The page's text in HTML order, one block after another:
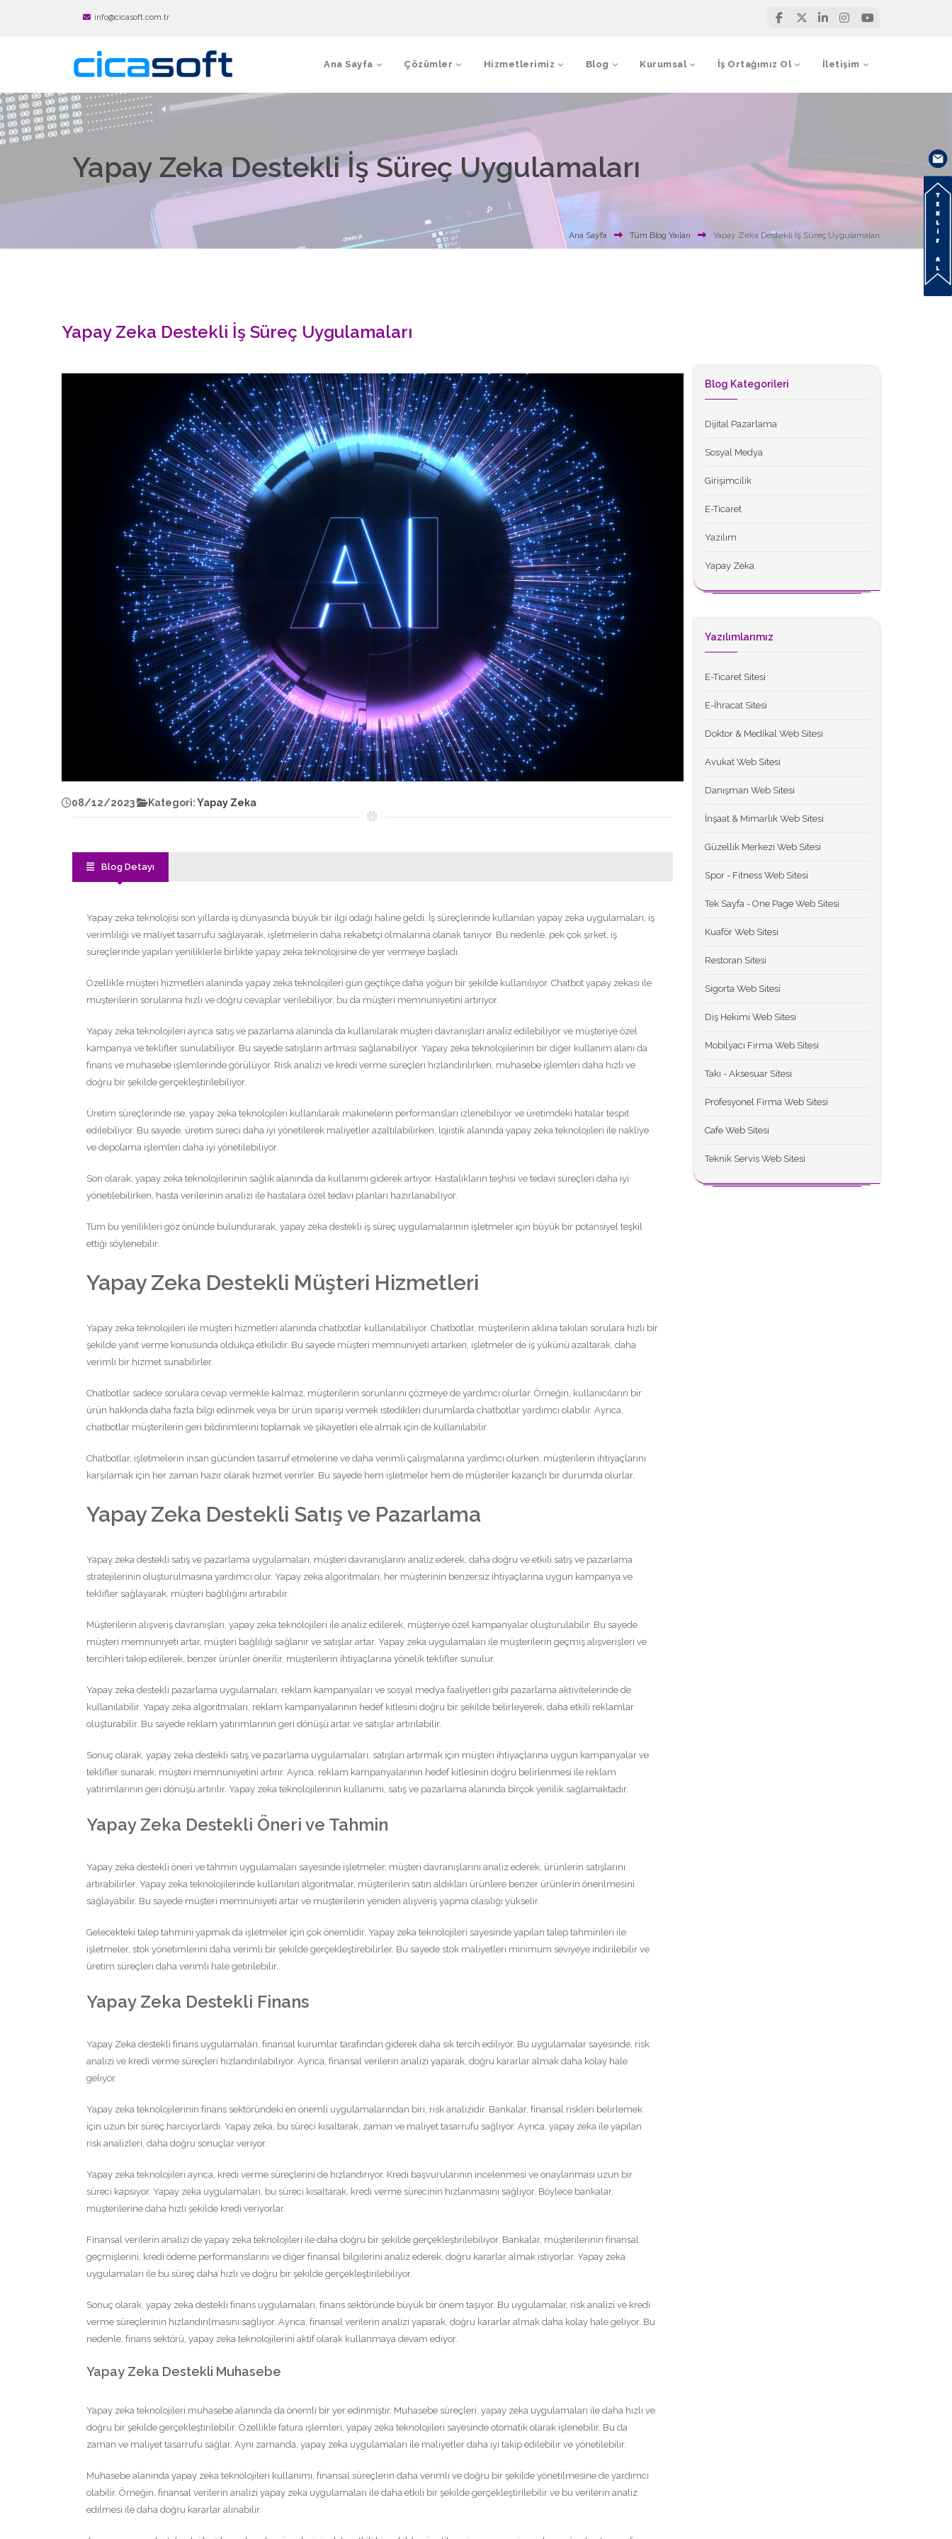
info@cicasoft.com.tr
Ana Sayfa Çözümler Hizmetlerimiz Blog Kurumsal İş Ortağımız Ol İletişim
Yapay Zeka Destekli İş Süreç Uygulamaları
Ana Sayfa Tüm Blog Yaıları Yapay Zeka Destekli İş Süreç Uygulamaları
Yapay Zeka Destekli İş Süreç Uygulamaları
08/12/2023 Kategori:Yapay Zeka
Blog Detayı
Yapay zeka teknolojisi son yıllarda iş dünyasında büyük bir ilgi odağı haline geldi. İş süreçlerinde kullanılan yapay zeka uygulamaları, iş
verimliliği ve maliyet tasarrufu sağlayarak, işletmelerin daha rekabetçi olmalarına olanak tanıyor. Bu nedenle, pek çok şirket, iş
süreçlerinde yapılan yeniliklerle birlikte yapay zeka teknolojisine de yer vermeye başladı.
Özellikle müşteri hizmetleri alanında yapay zeka teknolojileri gün geçtikçe daha yoğun bir şekilde kullanılıyor. Chatbot yapay zekası ile
müşterilerin sorularına hızlı ve doğru cevaplar verilebiliyor, bu da müşteri memnuniyetini artırıyor.
Yapay zeka teknolojileri ayrıca satış ve pazarlama alanında da kullanılarak müşteri davranışları analiz edilebiliyor ve müşteriye özel
kampanya ve teklifler sunulabiliyor. Bu sayede satışların artması sağlanabiliyor. Yapay zeka teknolojilerinin bir diğer kullanım alanı da
finans ve muhasebe işlemlerinde görülüyor. Risk analizi ve kredi verme süreçleri hızlandırılırken, muhasebe işlemleri daha hızlı ve
doğru bir şekilde gerçekleştirilebiliyor.
Üretim süreçlerinde ise, yapay zeka teknolojileri kullanılarak makinelerin performansları izlenebiliyor ve üretimdeki hatalar tespit
edilebiliyor. Bu sayede, üretim süreci daha iyi yönetilerek maliyetler azaltılabilirken, lojistik alanında yapay zeka teknolojileri ile nakliye
ve depolama işlemleri daha iyi yönetilebiliyor.
Son olarak, yapay zeka teknolojilerinin sağlık alanında da kullanımı giderek artıyor. Hastalıkların teşhisi ve tedavi süreçleri daha iyi
yönetilebilirken, hasta verilerinin analizi ile hastalara özel tedavi planları hazırlanabiliyor.
Tüm bu yenilikleri göz önünde bulundurarak, yapay zeka destekli iş süreç uygulamalarının işletmeler için büyük bir potansiyel teşkil
ettiği söylenebilir.
Yapay Zeka Destekli Müşteri Hizmetleri
Yapay zeka teknolojileri ile müşteri hizmetleri alanında chatbotlar kullanılabiliyor. Chatbotlar, müşterilerin aklına takılan sorulara hızlı bir
şekilde yanıt verme konusunda oldukça etkilidir. Bu sayede müşteri memnuniyeti artarken, işletmeler de iş yükünü azaltarak, daha
verimli bir hizmet sunabilirler.
Chatbotlar sadece sorulara cevap vermekle kalmaz, müşterilerin sorunlarını çözmeye de yardımcı olurlar. Örneğin, kullanıcıların bir
ürün hakkında daha fazla bilgi edinmek veya bir ürün siparişi vermek istedikleri durumlarda chatbotlar yardımcı olabilir. Ayrıca,
chatbotlar müşterilerin geri bildirimlerini toplamak ve şikayetleri ele almak için de kullanılabilir.
Chatbotlar, işletmelerin insan gücünden tasarruf etmelerine ve daha verimli çalışmalarına yardımcı olurken, müşterilerin ihtiyaçlarını
karşılamak için her zaman hazır olarak hizmet verirler. Bu sayede hem işletmeler hem de müşteriler kazançlı bir durumda olurlar.
Yapay Zeka Destekli Satış ve Pazarlama
Yapay zeka destekli satış ve pazarlama uygulamaları, müşteri davranışlarını analiz ederek, daha doğru ve etkili satış ve pazarlama
stratejilerinin oluşturulmasına yardımcı olur. Yapay zeka algoritmaları, her müşterinin benzersiz ihtiyaçlarına uygun kampanya ve
teklifler sağlayarak, müşteri bağlılığını artırabilir.
Müşterilerin alışveriş davranışları, yapay zeka teknolojileri ile analiz edilerek, müşteriye özel kampanyalar oluşturulabilir. Bu sayede
müşteri memnuniyeti artar, müşteri bağlılığı sağlanır ve satışlar artar. Yapay zeka uygulamaları ile müşterilerin geçmiş alışverişleri ve
tercihleri takip edilerek, benzer ürünler önerilir, müşterilerin ihtiyaçlarına yönelik teklifler sunulur.
Yapay zeka destekli pazarlama uygulamaları, reklam kampanyaları ve sosyal medya faaliyetleri gibi pazarlama aktivitelerinde de
kullanılabilir. Yapay zeka algoritmaları, reklam kampanyalarının hedef kitlesini doğru bir şekilde belirleyerek, daha etkili reklamlar
oluşturabilir. Bu sayede reklam yatırımlarının geri dönüşü artar ve satışlar artırılabilir.
Sonuç olarak, yapay zeka destekli satış ve pazarlama uygulamaları, satışları artırmak için müşteri ihtiyaçlarına uygun kampanyalar ve
teklifler sunarak, müşteri memnuniyetini artırır. Ayrıca, reklam kampanyalarının hedef kitlesinin doğru belirlenmesi ile reklam
yatırımlarının geri dönüşü artırılır. Yapay zeka teknolojilerinin kullanımı, satış ve pazarlama alanında birçok yenilik sağlamaktadır.
Yapay Zeka Destekli Öneri ve Tahmin
Yapay zeka destekli öneri ve tahmin uygulamaları sayesinde işletmeler, müşteri davranışlarını analiz ederek, ürünlerin satışlarını
artırabilirler. Yapay zeka teknolojilerinde kullanılan algoritmalar, müşterilerin satın aldıkları ürünlere benzer ürünlerin önerilmesini
sağlayabilir. Bu sayede müşteri memnuniyeti artar ve müşterilerin yeniden alışveriş yapma olasılığı yükselir.
Gelecekteki talep tahmini yapmak da işletmeler için çok önemlidir. Yapay zeka teknolojileri sayesinde yapılan talep tahminleri ile
işletmeler, stok yönetimlerini daha verimli bir şekilde gerçekleştirebilirler. Bu sayede stok maliyetleri minimum seviyeye indirilebilir ve
üretim süreçleri daha verimli hale getirilebilir.
Yapay Zeka Destekli Finans
Yapay Zeka destekli finans uygulamaları, finansal kurumlar tarafından giderek daha sık tercih ediliyor. Bu uygulamalar sayesinde, risk
analizi ve kredi verme süreçleri hızlandırılabiliyor. Ayrıca, finansal verilerin analizi yaparak, doğru kararlar almak daha kolay hale
geliyor.
Yapay zeka teknolojilerinin finans sektöründeki en önemli uygulamalarından biri, risk analizidir. Bankalar, finansal riskleri belirlemek
için uzun bir süreç harcıyorlardı. Yapay zeka, bu süreci kısaltarak, zaman ve maliyet tasarrufu sağlıyor. Ayrıca, yapay zeka ile yapılan
risk analizleri, daha doğru sonuçlar veriyor.
Yapay zeka teknolojileri ayrıca, kredi verme süreçlerini de hızlandırıyor. Kredi başvurularının incelenmesi ve onaylanması uzun bir
süreci kapsıyor. Yapay zeka uygulamaları, bu süreci kısaltarak, kredi verme sürecinin hızlanmasını sağlıyor. Böylece bankalar,
müşterilerine daha hızlı şekilde kredi veriyorlar.
Finansal verilerin analizi de yapay zeka teknolojileri ile daha doğru bir şekilde gerçekleştirilebiliyor. Bankalar, müşterilerinin finansal
geçmişlerini, kredi ödeme performanslarını ve diğer finansal bilgilerini analiz ederek, doğru kararlar almak istiyorlar. Yapay zeka
uygulamaları ile bu süreç daha hızlı ve doğru bir şekilde gerçekleştirilebiliyor.
Sonuç olarak, yapay zeka destekli finans uygulamaları, finans sektöründe büyük bir önem taşıyor. Bu uygulamalar, risk analizi ve kredi
verme süreçlerinin hızlandırılmasını sağlıyor. Ayrıca, finansal verilerin analizi yaparak, doğru kararlar almak daha kolay hale geliyor. Bu
nedenle, finans sektörü, yapay zeka teknolojilerini aktif olarak kullanmaya devam ediyor.
Yapay Zeka Destekli Muhasebe
Yapay zeka teknolojileri muhasebe alanında da önemli bir yer edinmiştir. Muhasebe süreçleri, yapay zeka uygulamaları ile daha hızlı ve
doğru bir şekilde gerçekleştirilebilir. Özellikle fatura işlemleri, yapay zeka teknolojileri sayesinde otomatik olarak işlenebilir. Bu da
zaman ve maliyet tasarrufu sağlar. Aynı zamanda, yapay zeka uygulamaları ile maliyetler daha iyi takip edilebilir ve yönetilebilir.
Muhasebe alanında yapay zeka teknolojileri kullanımı, finansal süreçlerin daha verimli ve doğru bir şekilde yönetilmesine de yardımcı
olabilir. Örneğin, finansal verilerin analizi yapay zeka uygulamaları ile daha etkili bir şekilde gerçekleştirilebilir ve bu verilerin analiz
edilmesi ile daha doğru kararlar alınabilir.
Blog Kategorileri
Dijital Pazarlama
Sosyal Medya
Girişimcilik
E-Ticaret
Yazılım
Yapay Zeka
Yazılımlarımız
E-Ticaret Sitesi
E-İhracat Sitesi
Doktor & Medikal Web Sitesi
Avukat Web Sitesi
Danışman Web Sitesi
İnşaat & Mimarlık Web Sitesi
Güzellik Merkezi Web Sitesi
Spor - Fitness Web Sitesi
Tek Sayfa - One Page Web Sitesi
Kuaför Web Sitesi
Restoran Sitesi
Sigorta Web Sitesi
Diş Hekimi Web Sitesi
Mobilyacı Firma Web Sitesi
Takı - Aksesuar Sitesi
Profesyonel Firma Web Sitesi
Cafe Web Sitesi
Teknik Servis Web Sitesi